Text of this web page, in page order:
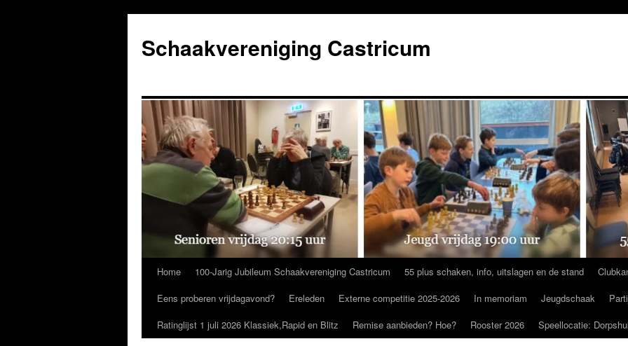
de
inhoud
Schaakvereniging Castricum
Home 100-Jarig Jubileum Schaakvereniging Castricum 55 plus schaken, info, uitslagen en de stand
Eens proberen vrijdagavond?
Ereleden Externe competitie 2025-2026 In memoriam Jeugdschaak
Ratinglijst 1 juli 2026 Klassiek,Rapid en Blitz
Remise aanbieden? Hoe? Rooster 2026 Speellocatie: